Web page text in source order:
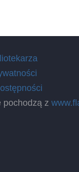
pochodzą z